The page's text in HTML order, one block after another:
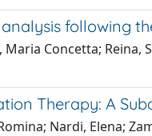
following
Concetta; Reina,
Therapy: A
Nardi, Elena;